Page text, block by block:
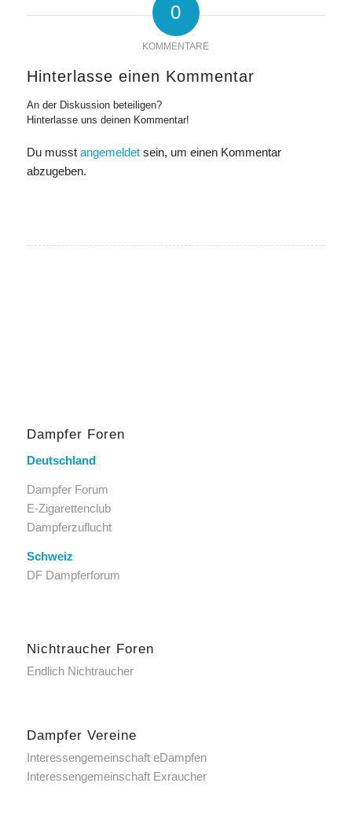
0
KOMMENTARE
Hinterlasse einen Kommentar
An der Diskussion beteiligen?
Hinterlasse uns deinen Kommentar!
Du musst angemeldetsein, um einen Kommentar
abzugeben.
Dampfer Foren
Deutschland
Dampfer Forum
E-Zigarettenclub
Dampferzuflucht
Schweiz
DF Dampferforum
Nichtraucher Foren
Endlich Nichtraucher
Dampfer Vereine
Interessengemeinschaft eDampfen
Interessengemeinschaft Exraucher